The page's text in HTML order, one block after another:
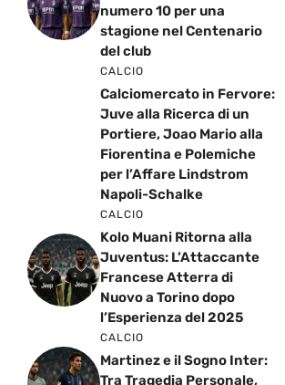
numero 10 per una
stagione nel Centenario
del club
CALCIO
Calciomercato in Fervore:
Juve alla Ricerca di un
Portiere, Joao Mario alla
Fiorentina e Polemiche
per l’Affare Lindstrom
Napoli-Schalke
CALCIO
Kolo Muani Ritorna alla
Juventus: L’Attaccante
Francese Atterra di
Nuovo a Torino dopo
l’Esperienza del 2025
CALCIO
Martinez e il Sogno Inter:
Tra Tragedia Personale,